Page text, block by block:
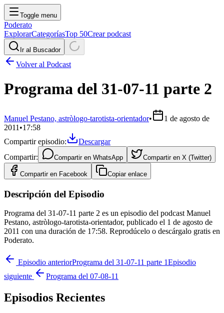
Toggle menu
Poderato
ExplorarCategoríasTop 50Crear podcast
Ir al Buscador
Volver al Podcast
Programa del 31-07-11 parte 2
Manuel Pestano, astròlogo-tarotista-orientador•
1 de agosto de
2011 •17:58
Compartir episodio:
Descargar
Compartir:
Compartir en WhatsApp Compartir en X (Twitter)
Compartir en Facebook Copiar enlace
Descripción del Episodio
Programa del 31-07-11 parte 2 es un episodio del podcast Manuel
Pestano, astròlogo-tarotista-orientador, publicado el 1 de agosto de
2011 con una duración de 17:58. Reprodúcelo o descárgalo gratis en
Poderato.
Episodio anteriorPrograma del 31-07-11 parte 1Episodio
siguiente
Programa del 07-08-11
Episodios Recientes